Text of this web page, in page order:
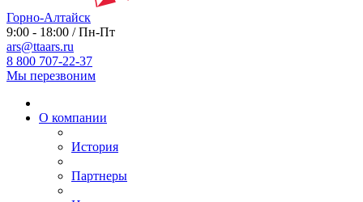
Горно-Алтайск
9:00 - 18:00 / Пн-Пт
ars@ttaars.ru
8 800 707-22-37
Мы перезвоним
О компании
История
Партнеры